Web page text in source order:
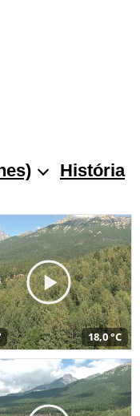
História
18,0 °C